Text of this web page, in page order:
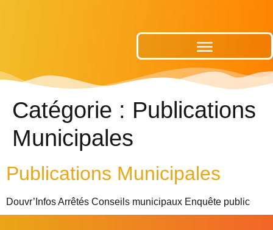
Catégorie : Publications
Municipales
Publications Municipales
Douvr’Infos Arrêtés Conseils municipaux Enquête public